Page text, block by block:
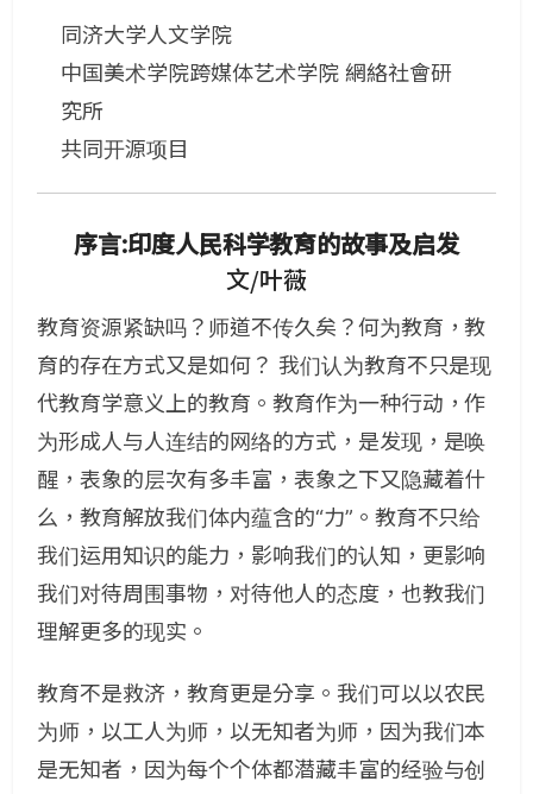
同济大学人文学院
中国美术学院跨媒体艺术学院 網絡社會研
究所
共同开源项目
序言:印度人民科学教育的故事及启发
文/叶薇
教育资源紧缺吗？师道不传久矣？何为教育，教
育的存在方式又是如何？ 我们认为教育不只是现
代教育学意义上的教育。教育作为一种行动，作
为形成人与人连结的网络的方式，是发现，是唤
醒，表象的层次有多丰富，表象之下又隐藏着什
么，教育解放我们体内蕴含的“力”。教育不只给
我们运用知识的能力，影响我们的认知，更影响
我们对待周围事物，对待他人的态度，也教我们
理解更多的现实。
教育不是救济，教育更是分享。我们可以以农民
为师，以工人为师，以无知者为师，因为我们本
是无知者，因为每个个体都潜藏丰富的经验与创